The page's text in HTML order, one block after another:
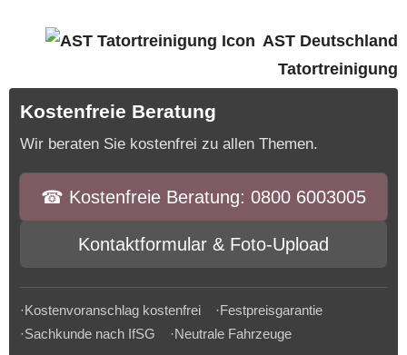
AST Deutschland
Tatortreinigung
Kostenfreie Beratung
Wir beraten Sie kostenfrei zu allen Themen.
☎︎ Kostenfreie Beratung: 0800 6003005
Kontaktformular & Foto-Upload
·Kostenvoranschlag kostenfrei ·Festpreisgarantie
·Sachkunde nach IfSG ·Neutrale Fahrzeuge